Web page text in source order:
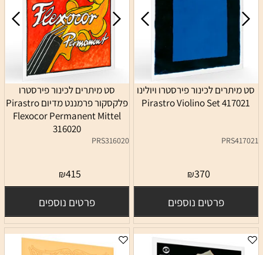
סט מיתרים לכינור פירסטרו ויולינו
Pirastro Violino Set 417021
PRS417021
₪370
פרטים נוספים
סט מיתרים לכינור פירסטרו
פלקסקור פרמננט מדיום Pirastro
Flexocor Permanent Mittel
316020
PRS316020
₪415
פרטים נוספים